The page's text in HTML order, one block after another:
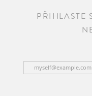
PŘIHLASTE